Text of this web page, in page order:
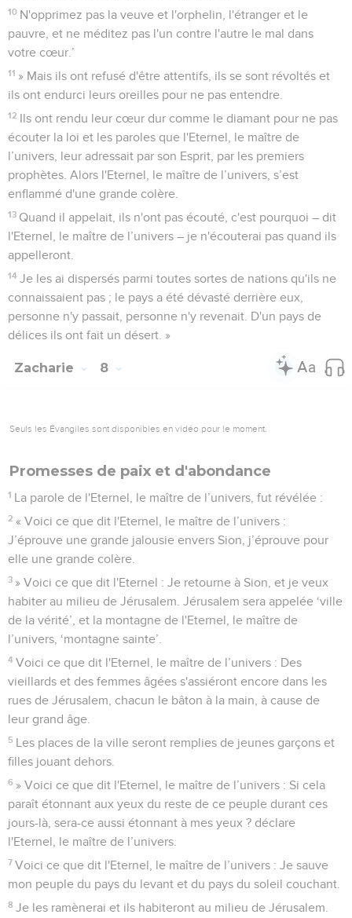
10 N'opprimez pas la veuve et l'orphelin, l'étranger et le
pauvre, et ne méditez pas l'un contre l'autre le mal dans
votre cœur.’
11 » Mais ils ont refusé d'être attentifs, ils se sont révoltés et
ils ont endurci leurs oreilles pour ne pas entendre.
12 Ils ont rendu leur cœur dur comme le diamant pour ne pas
écouter la loi et les paroles que l'Eternel, le maître de
l’univers, leur adressait par son Esprit, par les premiers
prophètes. Alors l'Eternel, le maître de l’univers, s’est
enflammé d'une grande colère.
13 Quand il appelait, ils n'ont pas écouté, c'est pourquoi – dit
l'Eternel, le maître de l’univers – je n'écouterai pas quand ils
appelleront.
14 Je les ai dispersés parmi toutes sortes de nations qu'ils ne
connaissaient pas ; le pays a été dévasté derrière eux,
personne n'y passait, personne n'y revenait. D'un pays de
délices ils ont fait un désert. »
Zacharie 8
Seuls les Évangiles sont disponibles en vidéo pour le moment.
Promesses de paix et d'abondance
1 La parole de l'Eternel, le maître de l’univers, fut révélée :
2 « Voici ce que dit l'Eternel, le maître de l’univers :
J’éprouve une grande jalousie envers Sion, j’éprouve pour
elle une grande colère.
3 » Voici ce que dit l'Eternel : Je retourne à Sion, et je veux
habiter au milieu de Jérusalem. Jérusalem sera appelée ‘ville
de la vérité’, et la montagne de l'Eternel, le maître de
l’univers, ‘montagne sainte’.
4 Voici ce que dit l'Eternel, le maître de l’univers : Des
vieillards et des femmes âgées s'assiéront encore dans les
rues de Jérusalem, chacun le bâton à la main, à cause de
leur grand âge.
5 Les places de la ville seront remplies de jeunes garçons et
filles jouant dehors.
6 » Voici ce que dit l'Eternel, le maître de l’univers : Si cela
paraît étonnant aux yeux du reste de ce peuple durant ces
jours-là, sera-ce aussi étonnant à mes yeux ? déclare
l'Eternel, le maître de l’univers.
7 Voici ce que dit l'Eternel, le maître de l’univers : Je sauve
mon peuple du pays du levant et du pays du soleil couchant.
8 Je les ramènerai et ils habiteront au milieu de Jérusalem.